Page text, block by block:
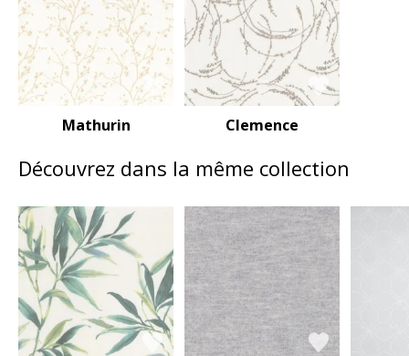
Mathurin Clemence
Découvrez dans la même collection